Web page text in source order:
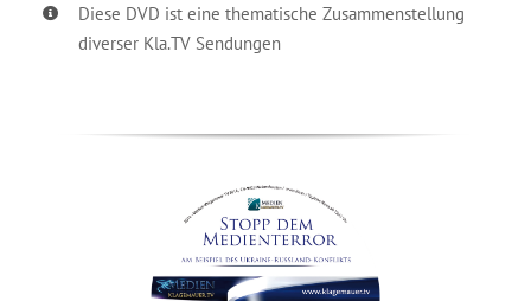
Diese DVD ist eine thematische Zusammenstellung
diverser Kla.TV Sendungen